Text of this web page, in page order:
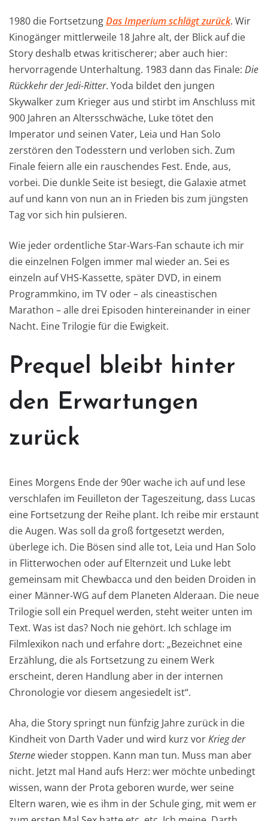
1980 die FortsetzungDas Imperium schlägt zurück. Wir
Kinogänger mittlerweile 18 Jahre alt, der Blick auf die
Story deshalb etwas kritischerer; aber auch hier:
hervorragende Unterhaltung. 1983 dann das Finale: Die
Rückkehr der Jedi-Ritter. Yoda bildet den jungen
Skywalker zum Krieger aus und stirbt im Anschluss mit
900 Jahren an Altersschwäche, Luke tötet den
Imperator und seinen Vater, Leia und Han Solo
zerstören den Todesstern und verloben sich. Zum
Finale feiern alle ein rauschendes Fest. Ende, aus,
vorbei. Die dunkle Seite ist besiegt, die Galaxie atmet
auf und kann von nun an in Frieden bis zum jüngsten
Tag vor sich hin pulsieren.
Wie jeder ordentliche Star-Wars-Fan schaute ich mir
die einzelnen Folgen immer mal wieder an. Sei es
einzeln auf VHS-Kassette, später DVD, in einem
Programmkino, im TV oder – als cineastischen
Marathon – alle drei Episoden hintereinander in einer
Nacht. Eine Trilogie für die Ewigkeit.
Prequel bleibt hinter
den Erwartungen
zurück
Eines Morgens Ende der 90er wache ich auf und lese
verschlafen im Feuilleton der Tageszeitung, dass Lucas
eine Fortsetzung der Reihe plant. Ich reibe mir erstaunt
die Augen. Was soll da groß fortgesetzt werden,
überlege ich. Die Bösen sind alle tot, Leia und Han Solo
in Flitterwochen oder auf Elternzeit und Luke lebt
gemeinsam mit Chewbacca und den beiden Droiden in
einer Männer-WG auf dem Planeten Alderaan. Die neue
Trilogie soll ein Prequel werden, steht weiter unten im
Text. Was ist das? Noch nie gehört. Ich schlage im
Filmlexikon nach und erfahre dort: „Bezeichnet eine
Erzählung, die als Fortsetzung zu einem Werk
erscheint, deren Handlung aber in der internen
Chronologie vor diesem angesiedelt ist“.
Aha, die Story springt nun fünfzig Jahre zurück in die
Kindheit von Darth Vader und wird kurz vorKrieg der
Sternewieder stoppen. Kann man tun. Muss man aber
nicht. Jetzt mal Hand aufs Herz: wer möchte unbedingt
wissen, wann der Prota geboren wurde, wer seine
Eltern waren, wie es ihm in der Schule ging, mit wem er